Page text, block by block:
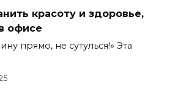
красоту и здоровье,
офисе
прямо, не сутулься!» Эта